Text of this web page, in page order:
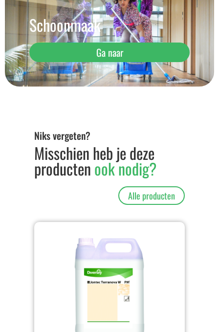
Schoonmaak
Ga naar
Niks vergeten?
Misschien heb je deze
productenook nodig?
Alle producten